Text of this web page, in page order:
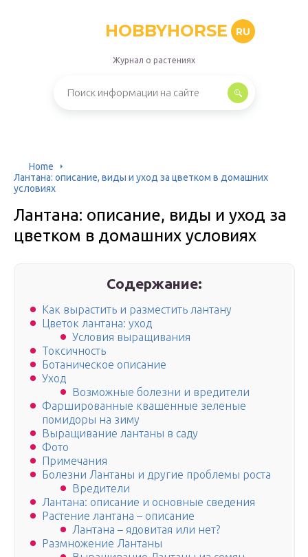
HOBBYHORSE RU
Журнал о растениях
Home
Лантана: описание, виды и уход за цветком в домашних
условиях
Лантана: описание, виды и уход за
цветком в домашних условиях
Содержание:
Как вырастить и разместить лантану
Цветок лантана: уход
Условия выращивания
Токсичность
Ботаническое описание
Уход
Возможные болезни и вредители
Фаршированные квашенные зеленые
помидоры на зиму
Выращивание лантаны в саду
Фото
Примечания
Болезни Лантаны и другие проблемы роста
Вредители
Лантана: описание и основные сведения
Растение лантана – описание
Лантана – ядовитая или нет?
Размножение Лантаны